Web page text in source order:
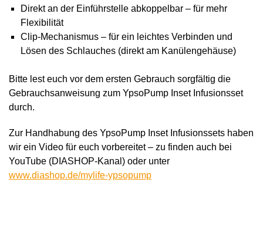
Direkt an der Einführstelle abkoppelbar – für mehr
Flexibilität
Clip-Mechanismus – für ein leichtes Verbinden und
Lösen des Schlauches (direkt am Kanülengehäuse)
Bitte lest euch vor dem ersten Gebrauch sorgfältig die
Gebrauchsanweisung zum YpsoPump Inset Infusionsset
durch.
Zur Handhabung des YpsoPump Inset Infusionssets haben
wir ein Video für euch vorbereitet – zu finden auch bei
YouTube (DIASHOP-Kanal) oder unter
www.diashop.de/mylife-ypsopump